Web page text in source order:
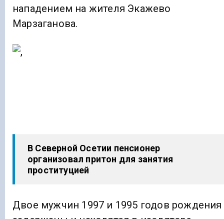
нападением на жителя Экажево
Марзаганова.
В Северной Осетии пенсионер
организовал притон для занятия
проституцией
Двое мужчин 1997 и 1995 годов рождения